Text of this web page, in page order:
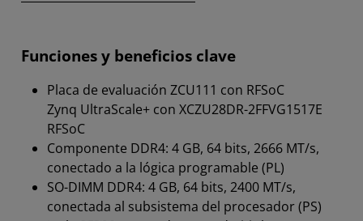
Funciones y beneficios clave
Placa de evaluación ZCU111 con RFSoC
Zynq UltraScale+ con XCZU28DR-2FFVG1517E
RFSoC
Componente DDR4: 4 GB, 64 bits, 2666 MT/s,
conectado a la lógica programable (PL)
SO-DIMM DDR4: 4 GB, 64 bits, 2400 MT/s,
conectada al subsistema del procesador (PS)